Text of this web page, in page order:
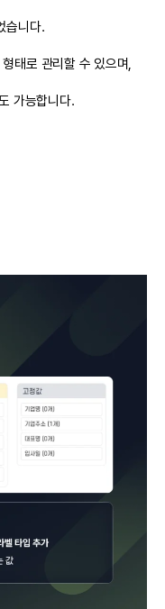
습니다.
태로 관리할 수 있으며,
가능합니다.